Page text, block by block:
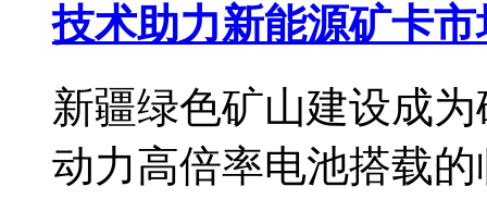
技术助力新能源矿卡市
新疆绿色矿山建设成
动力高倍率电池搭载